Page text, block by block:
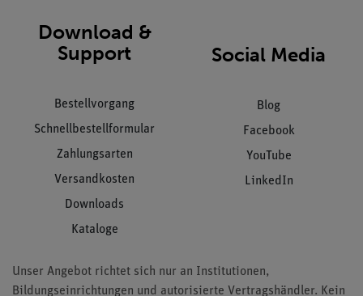
Download &
Support
Bestellvorgang
Schnellbestellformular
Zahlungsarten
Versandkosten
Downloads
Kataloge
Social Media
Blog
Facebook
YouTube
LinkedIn
Unser Angebot richtet sich nur an Institutionen,
Bildungseinrichtungen und autorisierte Vertragshändler. Kein